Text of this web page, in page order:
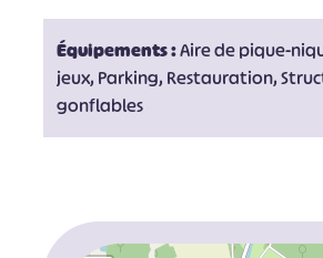
Équipements :Aire de pique-
jeux, Parking, Restauration,
gonflables